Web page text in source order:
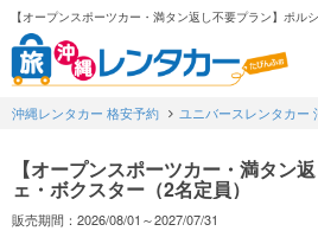
【オープンスポーツカー・満タン返し不要プラン】ポル
沖縄レンタカー 格安予約 ユニバースレンタカー
【オープンスポーツカー・満タン
ェ・ボクスター（2名定員）
販売期間：2026/08/01～2027/07/31